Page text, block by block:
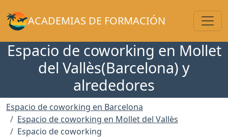
ACADEMIAS DE FORMACIÓN
Espacio de coworking en Mollet
del Vallès(Barcelona) y
alrededores
Espacio de coworking en Barcelona
Espacio de coworking en Mollet del Vallès
Espacio de coworking